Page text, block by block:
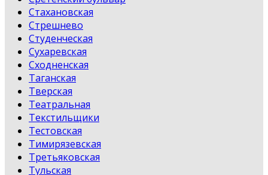
Стахановская
Стрешнево
Студенческая
Сухаревская
Сходненская
Таганская
Тверская
Театральная
Текстильщики
Тестовская
Тимирязевская
Третьяковская
Тульская